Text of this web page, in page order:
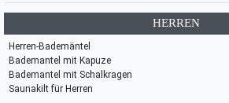
HERREN
Herren-Bademäntel
Bademantel mit Kapuze
Bademantel mit Schalkragen
Saunakilt für Herren